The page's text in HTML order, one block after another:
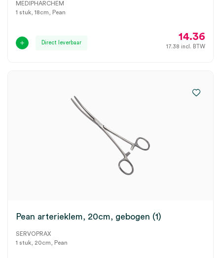
MEDIPHARCHEM
1 stuk, 18cm, Pean
Direct leverbaar
14.36
17.38 incl. BTW
Pean arterieklem, 20cm, gebogen (1)
SERVOPRAX
1 stuk, 20cm, Pean